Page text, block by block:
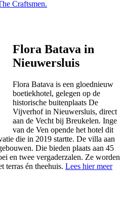
Craftsmen.
Flora Batava in
Nieuwersluis
Flora Batava is een gloednieuw
boetiekhotel, gelegen op de
historische buitenplaats De
Vijverhof in Nieuwersluis, direct
aan de Vecht bij Breukelen. Inge
van de Ven opende het hotel dit
die in 2019 startte. De villa aan
Die bieden plaats aan 45
en twee vergaderzalen. Ze worden
terras én theehuis. Lees hier meer